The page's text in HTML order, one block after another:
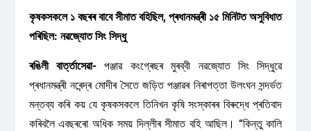
কৃষকসকলে ১ বছৰৰ বাবে সীমাত বহিছিল, প্ৰধানমন্ত্ৰী ১৫ মিনিটত অসুবিধাত
পৰিছিল: নৱজ্যোত সিং সিদ্ধু
ৰঙিলী বাৰ্ত্তাসেৱা-পঞ্জাৱ কংগ্ৰেছৰ মুৰব্বী নৱজ্যোত সিং সিদ্ধুৱে
প্ৰধানমন্ত্ৰী নৰেন্দ্ৰ মোদীৰ সৈতে জড়িত পঞ্জাৱৰ নিৰাপত্তা উলংঘন সন্দৰ্ভত
মন্তব্য কৰি কয় যে কৃষকসকলে তিনিখন কৃষি সংস্কাৰৰ বিৰুদ্ধে প্ৰতিবাদ
কৰিবলৈ এবছৰৰো অধিক সময় দিল্লীৰ সীমাত বহি আছিল। “কিন্তু কালি